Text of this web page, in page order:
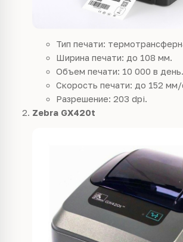
Тип печати:
Ширина печати: до 108 мм.
Объем печати: 10 000 в день.
Скорость печати: до 152 мм/
Разрешение: 203 dpi.
Zebra GX420t